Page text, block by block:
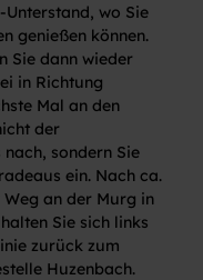
wo Sie
genießen können.
Sie dann wieder
in Richtung
Mal an den
der
sondern Sie
ein. Nach ca.
an der Murg in
Sie sich links
zurück zum
Huzenbach.